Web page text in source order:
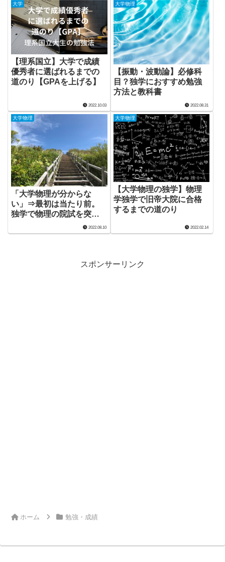
大学
【理系国立】大学で成績
優秀者に選ばれるまでの
道のり【GPAを上げる】
2022.10.03
大学物理
【振動・波動論】必修科
目？独学におすすめ勉強
方法と教科書
2022.08.31
大学物理
「大学物理が分からな
い」⇒最初は当たり前。
独学で物理の院試を突破
2022.08.10
大学物理
【大学物理の独学】物理
学独学で旧帝大院に合格
するまでの道のり
2022.02.14
スポンサーリンク
ホーム 勉強・成績